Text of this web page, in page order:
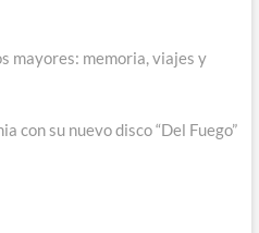
mayores: memoria, viajes y
con su nuevo disco “Del Fuego”